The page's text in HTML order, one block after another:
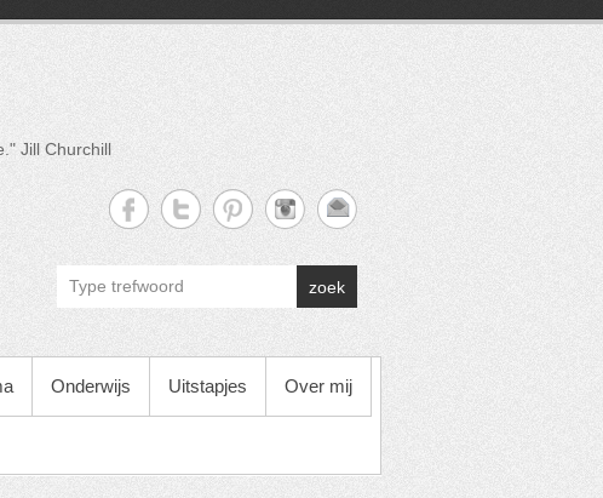
Jill Churchill
zoek
Onderwijs Uitstapjes Over mij